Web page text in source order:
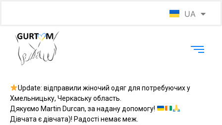
UA
EN
Update: відправили жіночий одяг для потребуючих у
Хмельницьку, Черкаську область.
Дякуємо Martin Durcan, за надану допомогу!
Дівчата є дівчата)! Радості немає меж.